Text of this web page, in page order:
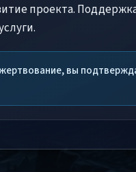
проекта.
вы